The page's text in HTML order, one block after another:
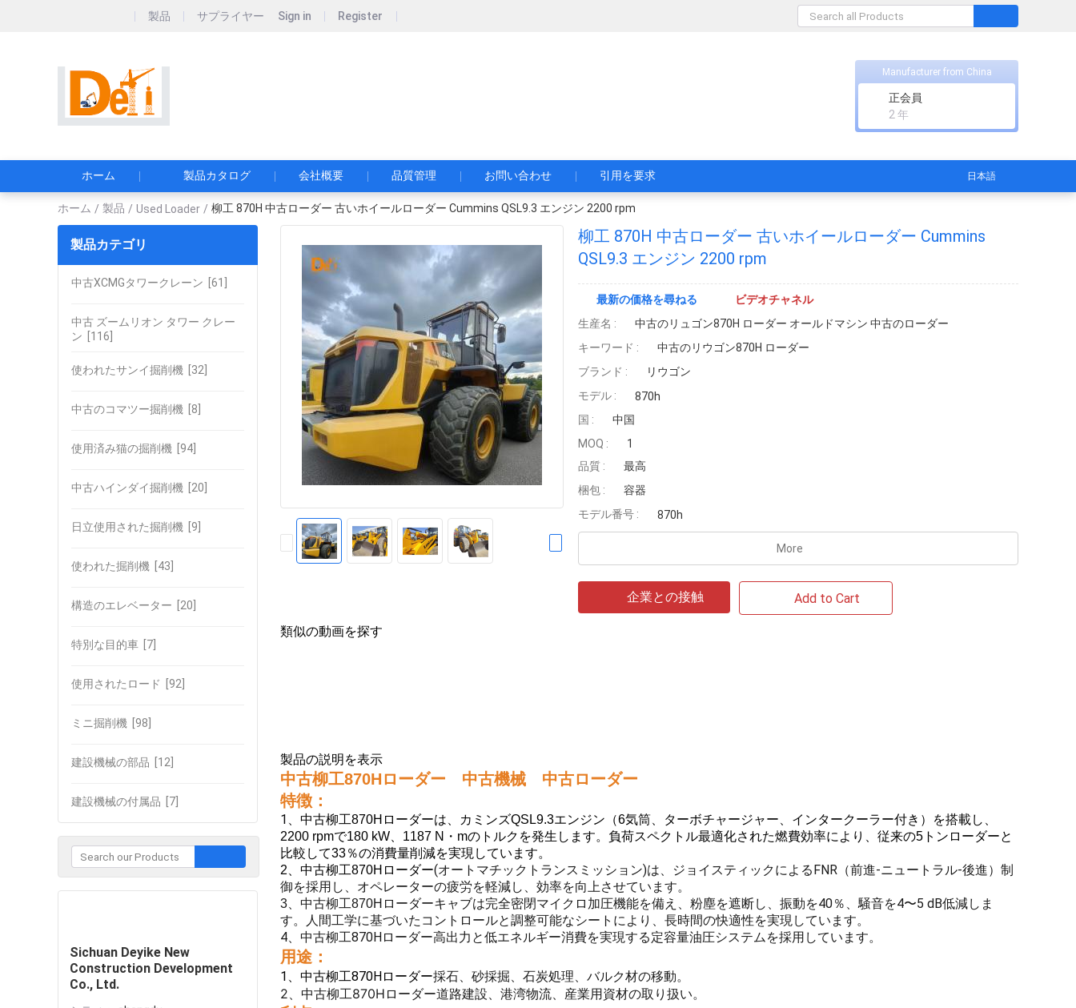
製品 サプライヤー Sign in Register
Manufacturer from China
正会員
2 年
ホーム 製品カタログ 会社概要 品質管理 お問い合わせ 引用を要求 日本語
ホーム / 製品 / Used Loader / 柳工 870H 中古ローダー 古いホイールローダー Cummins QSL9.3 エンジン 2200 rpm
製品カテゴリ
中古XCMGタワークレーン [61]
中古 ズームリオン タワー クレー
ン [116]
使われたサンイ掘削機 [32]
中古のコマツー掘削機 [8]
使用済み猫の掘削機 [94]
中古ハインダイ掘削機 [20]
日立使用された掘削機 [9]
使われた掘削機 [43]
構造のエレベーター [20]
特別な目的車 [7]
使用されたロード [92]
ミニ掘削機 [98]
建設機械の部品 [12]
建設機械の付属品 [7]
Sichuan Deyike New
Construction Development
Co., Ltd.
柳工 870H 中古ローダー 古いホイールローダー Cummins
QSL9.3 エンジン 2200 rpm
最新の価格を尋ねる
ビデオチャネル
生産名 :
中古のリュゴン870H ローダー オールドマシン 中古のローダー
キーワード :
中古のリウゴン870H ローダー
ブランド :
リウゴン
モデル :
870h
国 :
中国
MOQ :
1
品質 :
最高
梱包 :
容器
モデル番号 :
870h
More
企業との接触 Add to Cart
類似の動画を探す
製品の説明を表示
中古柳工870Hローダー 中古機械 中古ローダー
特徴：
1、 中古柳工870Hローダーは、カミンズQSL9.3エンジン（6気筒、ターボチャージャー、インタークーラー付き）を搭載し、
2200 rpmで180 kW、1187 N・mのトルクを発生します。負荷スペクトル最適化された燃費効率により、従来の5トンローダーと
比較して33％の消費量削減を実現しています。
2、中古柳工870Hローダー(オートマチックトランスミッション)は、ジョイスティックによるFNR（前進-ニュートラル-後進）制
御を採用し、オペレーターの疲労を軽減し、効率を向上させています。
3、中古柳工870Hローダーキャブは完全密閉マイクロ加圧機能を備え、粉塵を遮断し、振動を40％、騒音を4〜5 dB低減しま
す。
人間工学に基づいたコントロールと調整可能なシートにより、長時間の快適性を実現しています。
4、中古柳工870Hローダー高出力と低エネルギー消費を実現する定容量油圧システムを採用しています。
用途：
1、中古柳工870Hローダー採石、砂採掘、石炭処理、バルク材の移動。
2、中古柳工870Hローダー道路建設、港湾物流、産業用資材の取り扱い。